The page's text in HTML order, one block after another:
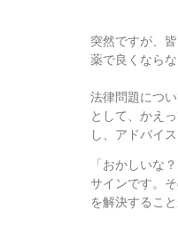
突然ですが、
薬で良くなら
法律問題につ
として、かえ
し、アドバイ
「おかしいな
サインです。
を解決するこ